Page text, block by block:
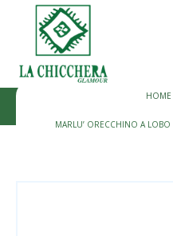
HOME
MARLU’ ORECCHINO A